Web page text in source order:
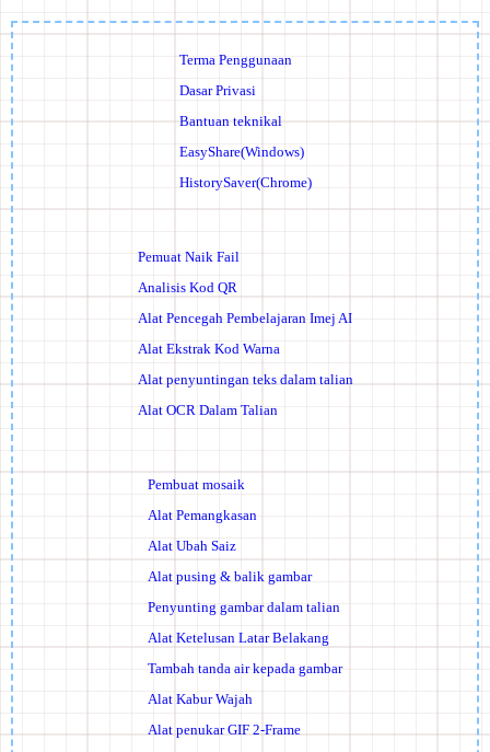
Terma Penggunaan
Dasar Privasi
Bantuan teknikal
EasyShare(Windows)
HistorySaver(Chrome)
Pemuat Naik Fail
Analisis Kod QR
Alat Pencegah Pembelajaran Imej AI
Alat Ekstrak Kod Warna
Alat penyuntingan teks dalam talian
Alat OCR Dalam Talian
Pembuat mosaik
Alat Pemangkasan
Alat Ubah Saiz
Alat pusing & balik gambar
Penyunting gambar dalam talian
Alat Ketelusan Latar Belakang
Tambah tanda air kepada gambar
Alat Kabur Wajah
Alat penukar GIF 2-Frame